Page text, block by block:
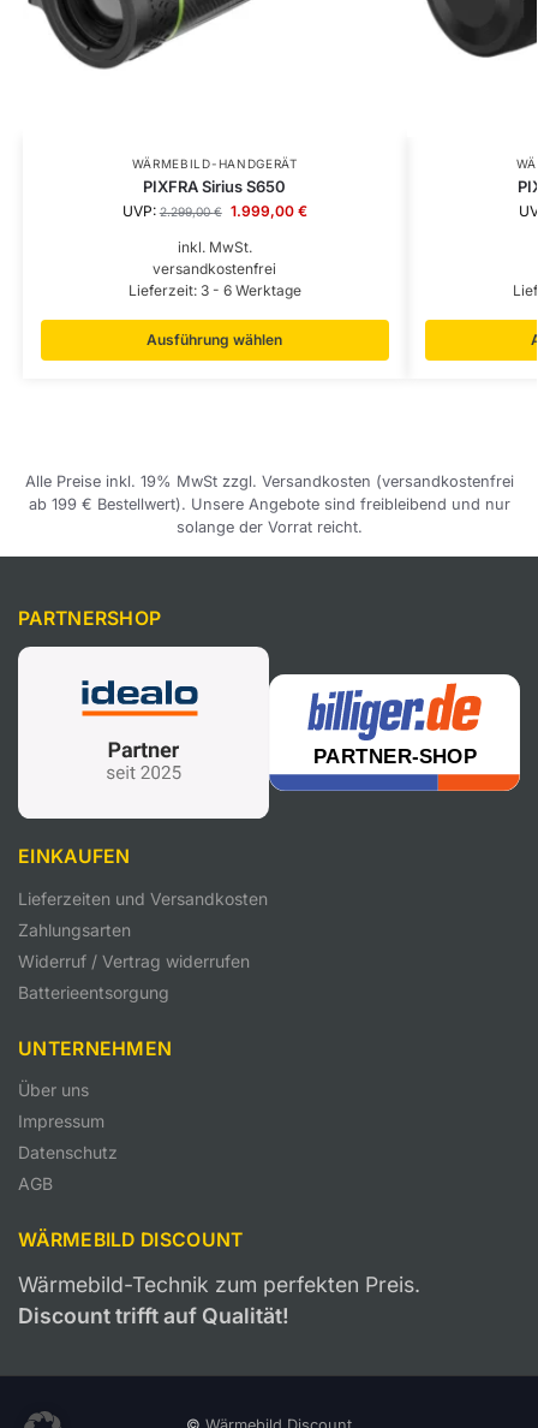
WÄRMEBILD-HANDGERÄT
PIXFRA Sirius S650
UVP: 2.299,00€ 1.999,00 €
inkl. MwSt.
versandkostenfrei
Lieferzeit: 3 - 6 Werktage
Ausführung wählen
Alle Preise inkl. 19% MwSt zzgl. Versandkosten (versandkostenfrei
ab 199 € Bestellwert). Unsere Angebote sind freibleibend und nur
solange der Vorrat reicht.
PARTNERSHOP
EINKAUFEN
Lieferzeiten und Versandkosten
Zahlungsarten
Widerruf / Vertrag widerrufen
Batterieentsorgung
UNTERNEHMEN
Über uns
Impressum
Datenschutz
AGB
WÄRMEBILD DISCOUNT
Wärmebild-Technik zum perfekten Preis.
Discount trifft auf Qualität!